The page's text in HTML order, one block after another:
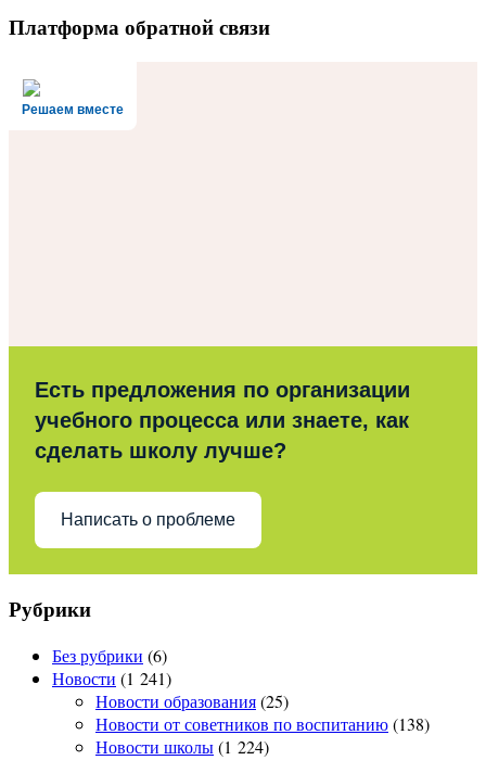
Платформа обратной связи
Решаем вместе
Есть предложения по организации
учебного процесса или знаете, как
сделать школу лучше?
Написать о проблеме
Рубрики
Без рубрики (6)
Новости (1 241)
Новости образования(25)
Новости от советников по воспитанию(138)
Новости школы(1 224)